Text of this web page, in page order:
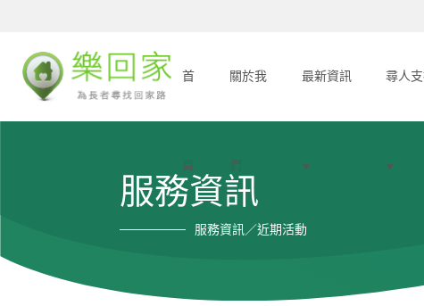
首
頁
關於我
們
最新資訊 尋人
服務資訊
服務資訊／近期活動